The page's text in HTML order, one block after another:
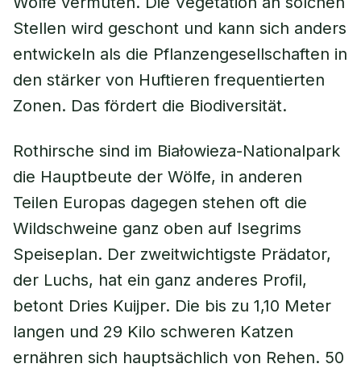
Stellen wird geschont und kann sich anders
entwickeln als die Pflanzengesellschaften in
den stärker von Huftieren frequentierten
Zonen. Das fördert die Biodiversität.
Rothirsche sind im Białowieza-Nationalpark
die Hauptbeute der Wölfe, in anderen
Teilen Europas dagegen stehen oft die
Wildschweine ganz oben auf Isegrims
Speiseplan. Der zweitwichtigste Prädator,
der Luchs, hat ein ganz anderes Profil,
betont Dries Kuijper. Die bis zu 1,10 Meter
langen und 29 Kilo schweren Katzen
ernähren sich hauptsächlich von Rehen. 50